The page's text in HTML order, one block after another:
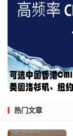
热门文章